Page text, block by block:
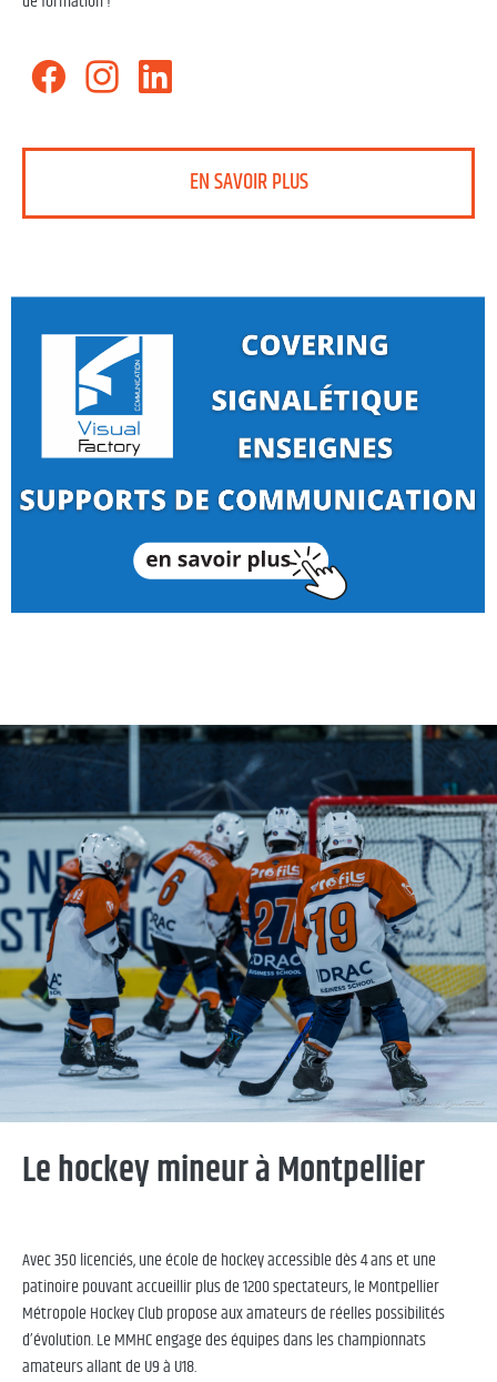
EN SAVOIR PLUS
Le hockey mineur à Montpellier
Avec 350 licenciés, une école de hockey accessible dès 4 ans et une
patinoire pouvant accueillir plus de 1200 spectateurs, le Montpellier
Métropole Hockey Club propose aux amateurs de réelles possibilités
d’évolution. Le MMHC engage des équipes dans les championnats
amateurs allant de U9 à U18.